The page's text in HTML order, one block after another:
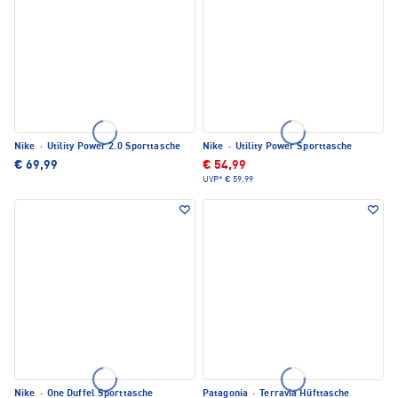
Nike · Utility Power 2.0 Sporttasche
€ 69,99
Nike · Utility Power Sporttasche
€ 54,99
UVP* € 59,99
Nike · One Duffel Sporttasche Patagonia · Terravia Hüfttasche